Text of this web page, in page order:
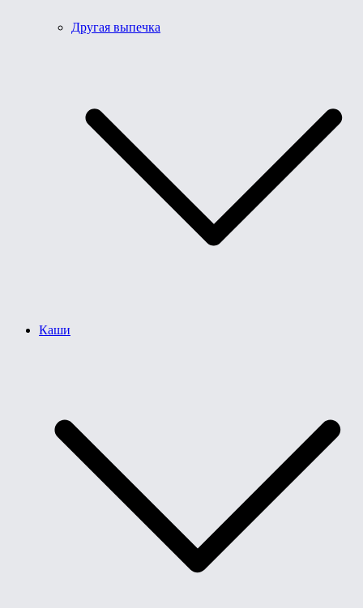
Другая выпечка
Каши